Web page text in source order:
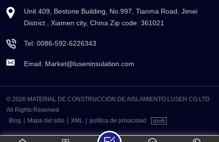
Unit 409, Bestone Building, No.997, Tianma Road, Jimei
District , Xiamen city, China Zip code: 361021
Tel:0086-592-6226343
Email: Market@luseninsulation.com
© 2026 MATERIAL DE CONSTRUCCIÓN DE AISLAMIENTO LUSEN CO.LTD
All Rights Reserved
Blog
Mapa del sitio XML política de privacidad